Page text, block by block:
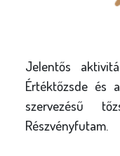
Jelentős
Értéktőzsde és
szervezésű
Részvényfutam.